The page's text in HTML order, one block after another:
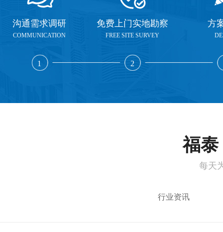
沟通需求调研
COMMUNICATION
1
免费上门实地勘察
FREE SITE SURVEY
2
方
福泰
每天
行业资讯